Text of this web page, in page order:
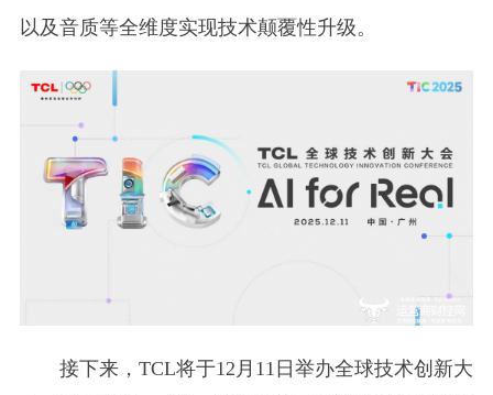
以及音质等全维度实现技术颠覆性升级。
接下来，TCL将于12月11日举办全球技术创新大